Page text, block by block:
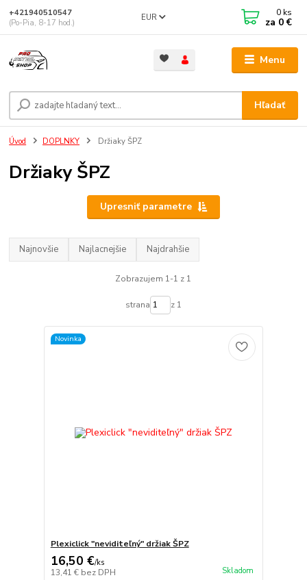
Menu
EUR
Hľadať
+421940510547
(Po-Pia, 8-17 hod.)
0 ks
za 0 €
Úvod DOPLNKY Držiaky ŠPZ
Držiaky ŠPZ
Upresniť parametre
Najnovšie Najlacnejšie Najdrahšie
Zobrazujem 1-1 z 1
strana z 1
Novinka
Plexiclick "neviditeľný" držiak ŠPZ
16,50 €/ks
13,41 € bez DPH Skladom